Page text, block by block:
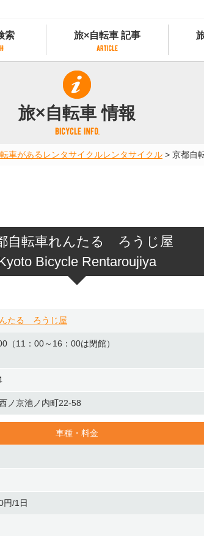
索
情報
ング
旅×自転車 記事
旅×自転車 記事
記事一覧
カテゴリから探す
タグから探す
サイクリストにやさしい宿
サイクルトレイン
予約ができるレンタサイクル
タンデム自転車があるレンタサイクル
レンタサイクルがある道の駅
旅×自転車 情報
車があるレンタサイクルレンタサイクル > 京都自
自転車れんたる ろうじ屋
Bicycle Rentaroujiya
たる ろうじ屋
（11：00～16：00は閉館）
ノ京池ノ内町22-58
車種・料金
円/1日